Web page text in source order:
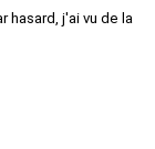
hasard, j'ai vu de la